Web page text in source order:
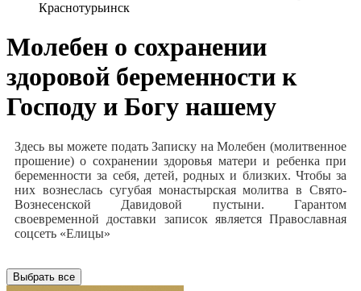
Краснотурьинск
Молебен о сохранении
здоровой беременности к
Господу и Богу нашему
Здесь вы можете подать Записку на Молебен (молитвенное
прошение) о сохранении здоровья матери и ребенка при
беременности за себя, детей, родных и близких. Чтобы за
них вознеслась сугубая монастырская молитва в Свято-
Вознесенской Давидовой пустыни. Гарантом
своевременной доставки записок является Православная
соцсеть «Елицы»
Выбрать все